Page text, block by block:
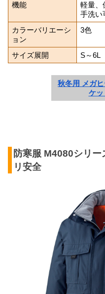
機能
軽量、
手洗い
カラーバリエーシ
ョン
3色
サイズ展開 S～6L
秋冬用 メガ
ケッ
防寒服 M4080シリ
リ安全